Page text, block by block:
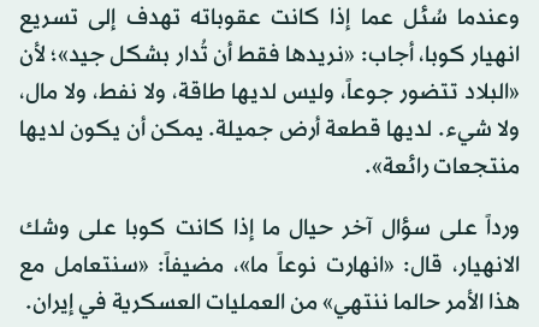
وعندما سُئل عما إذا كانت عقوباته تهدف إلى تسريع
انهيار كوبا، أجاب: «نريدها فقط أن تُدار بشكل جيد»؛ لأن
«البلاد تتضور جوعاً، وليس لديها طاقة، ولا نفط، ولا مال،
ولا شيء. لديها قطعة أرض جميلة. يمكن أن يكون لديها
منتجعات رائعة».
ورداً على سؤال آخر حيال ما إذا كانت كوبا على وشك
الانهيار، قال: «انهارت نوعاً ما»، مضيفاً: «سنتعامل مع
هذا الأمر حالما ننتهي» من العمليات العسكرية في إيران.